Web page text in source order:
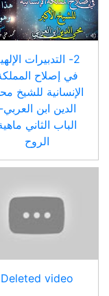
2- التدبيرات
في إصلاح
الإنسانية للشيخ
الدين ابن العربي-
الباب الثاني
الروح
Deleted video